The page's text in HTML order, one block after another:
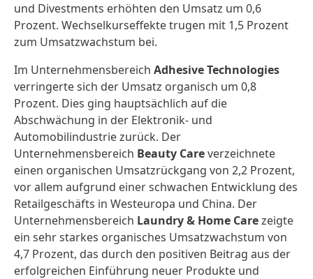
und Divestments erhöhten den Umsatz um 0,6
Prozent. Wechselkurseffekte trugen mit 1,5 Prozent
zum Umsatzwachstum bei.
Im Unternehmensbereich Adhesive Technologies
verringerte sich der Umsatz organisch um 0,8
Prozent. Dies ging hauptsächlich auf die
Abschwächung in der Elektronik- und
Automobilindustrie zurück. Der
Unternehmensbereich Beauty Careverzeichnete
einen organischen Umsatzrückgang von 2,2 Prozent,
vor allem aufgrund einer schwachen Entwicklung des
Retailgeschäfts in Westeuropa und China. Der
Unternehmensbereich Laundry & Home Carezeigte
ein sehr starkes organisches Umsatzwachstum von
4,7 Prozent, das durch den positiven Beitrag aus der
erfolgreichen Einführung neuer Produkte und